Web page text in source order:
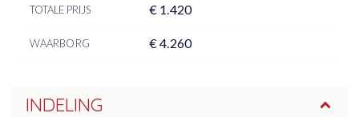
TOTALE PRIJS € 1.420
WAARBORG € 4.260
INDELING